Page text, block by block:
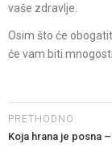
vaše zdravlje.
Osim što će
će vam biti
PRETHODNO
Koja hrana je posna